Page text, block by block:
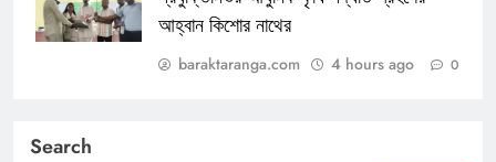
আহ্বান কিশোর নাথের
baraktaranga.com 4 hours ago 0
Search